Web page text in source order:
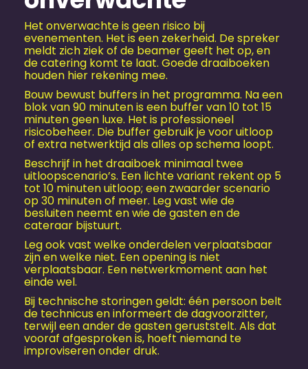
Het onverwachte is geen risico bij
evenementen. Het is een zekerheid. De spreker
meldt zich ziek of de beamer geeft het op, en
de catering komt te laat. Goede draaiboeken
houden hier rekening mee.
Bouw bewust buffers in het programma. Na een
blok van 90 minuten is een buffer van 10 tot 15
minuten geen luxe. Het is professioneel
risicobeheer. Die buffer gebruik je voor uitloop
of extra netwerktijd als alles op schema loopt.
Beschrijf in het draaiboek minimaal twee
uitloopscenario’s. Een lichte variant rekent op 5
tot 10 minuten uitloop; een zwaarder scenario
op 30 minuten of meer. Leg vast wie de
besluiten neemt en wie de gasten en de
cateraar bijstuurt.
Leg ook vast welke onderdelen verplaatsbaar
zijn en welke niet. Een opening is niet
verplaatsbaar. Een netwerkmoment aan het
einde wel.
Bij technische storingen geldt: één persoon belt
de technicus en informeert de dagvoorzitter,
terwijl een ander de gasten geruststelt. Als dat
vooraf afgesproken is, hoeft niemand te
improviseren onder druk.